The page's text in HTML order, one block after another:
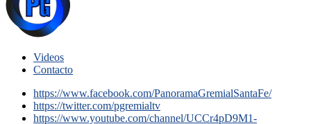
Videos
Contacto
https://www.facebook.com/PanoramaGremialSantaFe/
https://twitter.com/pgremialtv
https://www.youtube.com/channel/UCCr4pD9M1-